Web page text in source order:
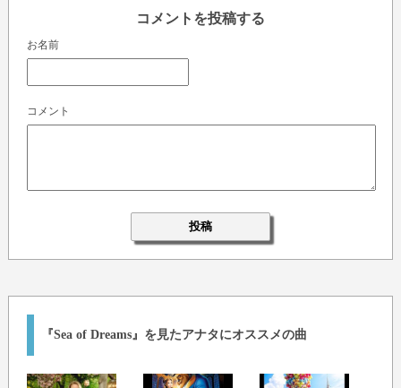
コメントを投稿する
お名前
コメント
『Sea of Dreams』を見たアナタにオススメの曲